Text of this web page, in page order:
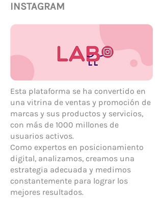
INSTAGRAM
Esta plataforma se ha convertido en
una vitrina de ventas y promoción de
marcas y sus productos y servicios,
con más de 1000 millones de
usuarios activos.
Como expertos en posicionamiento
digital, analizamos, creamos una
estrategia adecuada y medimos
constantemente para lograr los
mejores resultados.